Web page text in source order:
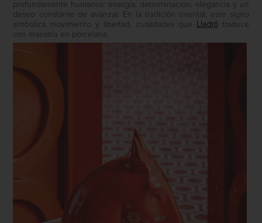
profundamente humanos: energía, determinación, elegancia y un
deseo constante de avanzar. En la tradición oriental, este signo
simboliza movimiento y libertad, cualidades que
Lladrótraduce
con maestría en porcelana.